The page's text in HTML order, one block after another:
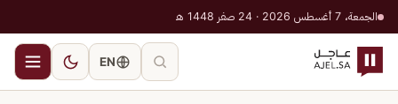
الجمعة، 7 أغسطس 2026 · 24 صفر 1448 هـ
EN